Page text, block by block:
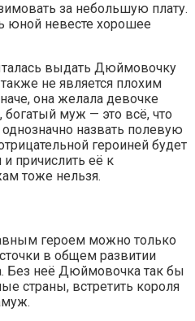
за небольшую плату.
юной невесте хорошее
выдать Дюймовочку
не является плохим
она желала девочке
богатый муж — это всё, что
однозначно назвать полевую
героиней будет
причислить её к
тоже нельзя.
героем можно только
в общем развитии
Без неё Дюймовочка так бы
страны, встретить короля